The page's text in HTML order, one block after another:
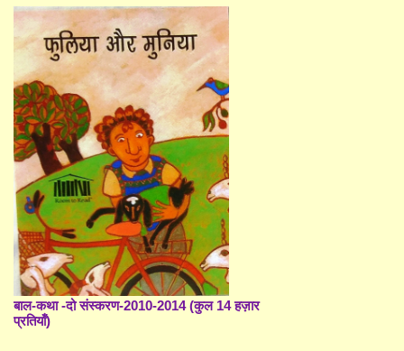
बाल-कथा -दो संस्करण-2010-2014 (कुल 14 हज़ार
प्रतियाँ)